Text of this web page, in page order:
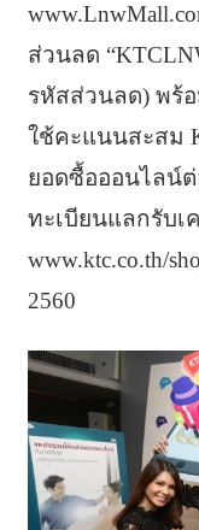
ส่วนลด
รหัสส่วนลด) พร้อ
ใช้คะแนนสะสม
ยอดซื้อออนไลน์ต่
ทะเบียนแลกรับเ
www.ktc.co.th/
2560